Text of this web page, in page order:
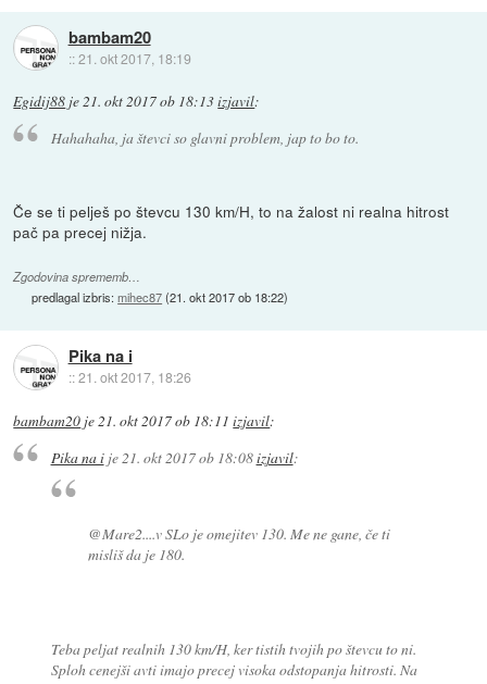
bambam20
::21. okt 2017, 18:19
Egidij88 je21. okt 2017 ob 18:13izjavil:
Hahahaha, ja števci so glavni problem, jap to bo to.
Če se ti pelješ po števcu 130 km/H, to na žalost ni realna hitrost
pač pa precej nižja.
Zgodovina sprememb…
predlagal izbris:mihec87(21. okt 2017 ob 18:22)
Pika na i
::21. okt 2017, 18:26
bambam20 je21. okt 2017 ob 18:11 izjavil:
Pika na ije 21. okt 2017 ob 18:08izjavil:
@Mare2....v SLo je omejitev 130. Me ne gane, če ti
misliš da je 180.
Teba peljat realnih 130 km/H, ker tistih tvojih po števcu to ni.
Sploh cenejši avti imajo precej visoka odstopanja hitrosti. Na